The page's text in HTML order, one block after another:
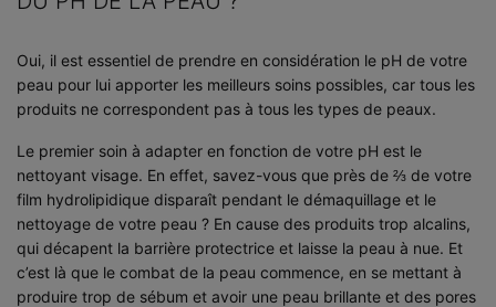
Oui, il est essentiel de prendre en considération le pH de votre
peau pour lui apporter les meilleurs soins possibles, car tous les
produits ne correspondent pas à tous les types de peaux.
Le premier soin à adapter en fonction de votre pH est le
nettoyant visage. En effet, savez-vous que près de ⅔ de votre
film hydrolipidique disparaît pendant le démaquillage et le
nettoyage de votre peau ? En cause des produits trop alcalins,
qui décapent la barrière protectrice et laisse la peau à nue. Et
c’est là que le combat de la peau commence, en se mettant à
produire trop de sébum et avoir une peau brillante et des pores